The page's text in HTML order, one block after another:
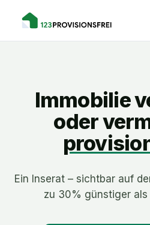
Immobilie
oder
Ein Inserat – sichtbar auf
zu 30% günstiger als